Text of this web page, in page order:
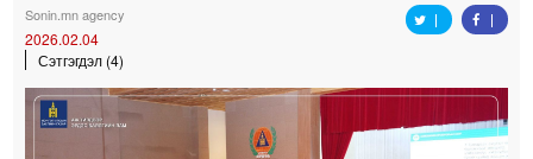
Спорт
Easy news
Sonin.mn agency
2026.02.04
Сэтгэгдэл (4)